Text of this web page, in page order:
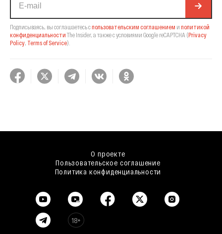
Подписываясь, вы соглашаетесь спользовательским соглашением и политикой
конфиденциальности The Insider, а также с условиями Google reCAPTCHA (Privacy
Policy Terms of Service).
О проекте
Пользовательское соглашение
Политика конфиденциальности
18+